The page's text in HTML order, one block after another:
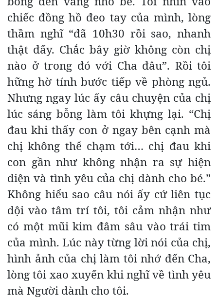
chiếc đồng hồ đeo tay của mình, lòng
thầm nghĩ “đã 10h30 rồi sao, nhanh
thật đấy. Chắc bây giờ không còn chị
nào ở trong đó với Cha đâu”. Rồi tôi
hững hờ tính bước tiếp về phòng ngủ.
Nhưng ngay lúc ấy câu chuyện của chị
lúc sáng bỗng làm tôi khựng lại. “Chị
đau khi thấy con ở ngay bên cạnh mà
chị không thể chạm tới… chị đau khi
con gần như không nhận ra sự hiện
diện và tình yêu của chị dành cho bé.”
Không hiểu sao câu nói ấy cứ liên tục
dội vào tâm trí tôi, tôi cảm nhận như
có một mũi kim đâm sâu vào trái tim
của mình. Lúc này từng lời nói của chị,
hình ảnh của chị làm tôi nhớ đến Cha,
lòng tôi xao xuyến khi nghĩ về tình yêu
mà Người dành cho tôi.